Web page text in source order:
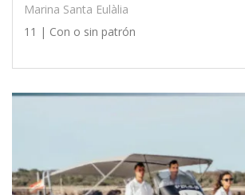
Marina Santa Eulàlia
11 | Con o sin patrón